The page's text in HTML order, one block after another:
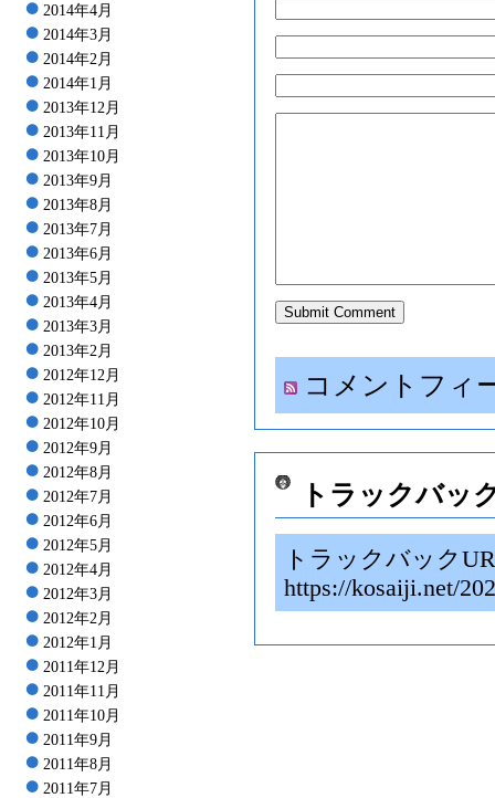
2014年4月
2014年3月
2014年2月
2014年1月
2013年12月
2013年11月
2013年10月
2013年9月
2013年8月
2013年7月
2013年6月
2013年5月
2013年4月
2013年3月
2013年2月
2012年12月
2012年11月
2012年10月
2012年9月
2012年8月
2012年7月
2012年6月
2012年5月
2012年4月
2012年3月
2012年2月
2012年1月
2011年12月
2011年11月
2011年10月
2011年9月
2011年8月
2011年7月
コメントフィ
トラックバッ
トラックバック
https://kosaiji.net/